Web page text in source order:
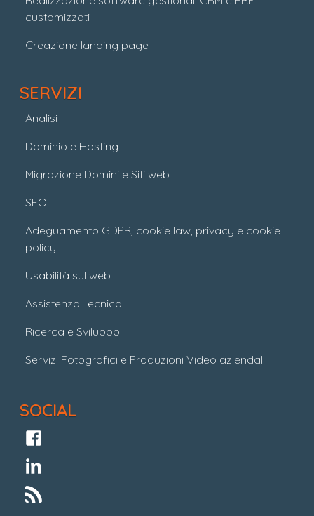
customizzati
Creazione landing page
SERVIZI
Analisi
Dominio e Hosting
Migrazione Domini e Siti web
SEO
Adeguamento GDPR, cookie law, privacy e cookie
policy
Usabilità sul web
Assistenza Tecnica
Ricerca e Sviluppo
Servizi Fotografici e Produzioni Video aziendali
SOCIAL